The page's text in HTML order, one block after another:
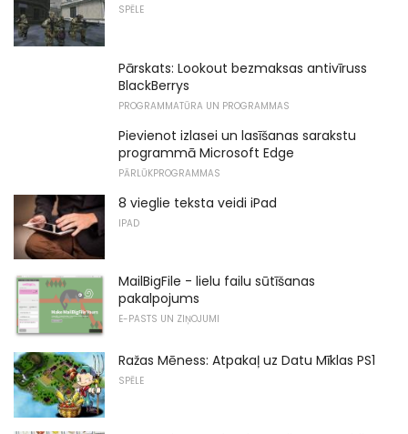
SPĒLE
Pārskats: Lookout bezmaksas antivīruss
BlackBerrys
PROGRAMMATŪRA UN PROGRAMMAS
Pievienot izlasei un lasīšanas sarakstu
programmā Microsoft Edge
PĀRLŪKPROGRAMMAS
8 vieglie teksta veidi iPad
IPAD
MailBigFile - lielu failu sūtīšanas
pakalpojums
E-PASTS UN ZIŅOJUMI
Ražas Mēness: Atpakaļ uz Datu Mīklas PS1
SPĒLE